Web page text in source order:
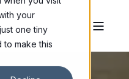
your
one tiny
make this